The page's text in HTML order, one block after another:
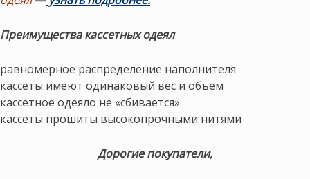
Преимущества кассетных одеял
равномерное распределение наполнителя
кассеты имеют одинаковый вес и объём
кассетное одеяло не «сбивается»
кассеты прошиты высокопрочными нитями
Дорогие покупатели,